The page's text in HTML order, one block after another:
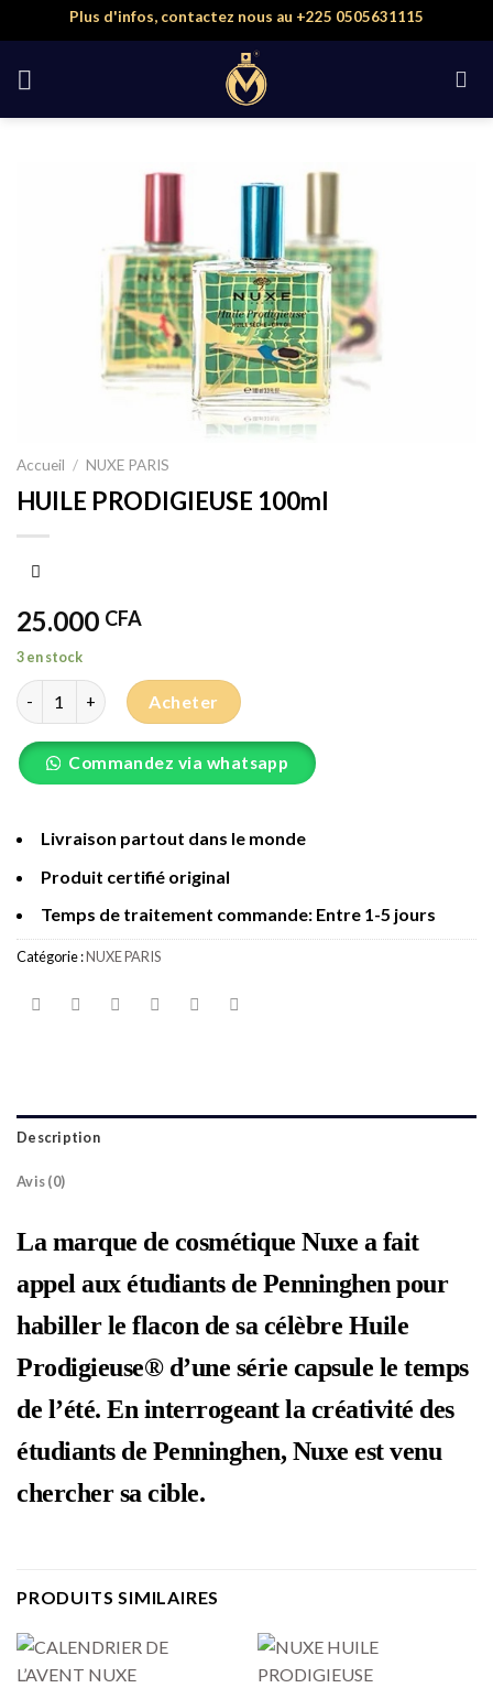
to
content
Plus d'infos, contactez nous au +225 0505631115
Accueil / NUXE PARIS
HUILE PRODIGIEUSE 100ml
25.000 CFA
3 en stock
quantité de HUILE PRODIGIEUSE 100ml
Acheter
Commandez via whatsapp
Livraison partout dans le monde
Produit certifié original
Temps de traitement commande: Entre 1-5 jours
Catégorie :NUXE PARIS
Description
Avis (0)
La marque de cosmétique Nuxe a fait
appel aux étudiants de Penninghen pour
habiller le flacon de sa célèbre Huile
Prodigieuse® d’une série capsule le temps
de l’été. En interrogeant la créativité des
étudiants de Penninghen, Nuxe est venu
chercher sa cible.
PRODUITS SIMILAIRES